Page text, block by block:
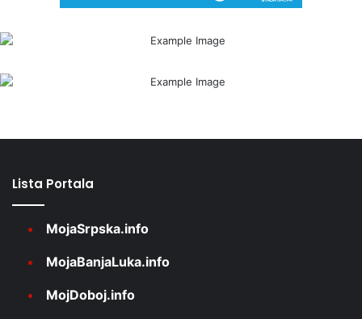
Lista Portala
MojaSrpska.info
MojaBanjaLuka.info
MojDoboj.info